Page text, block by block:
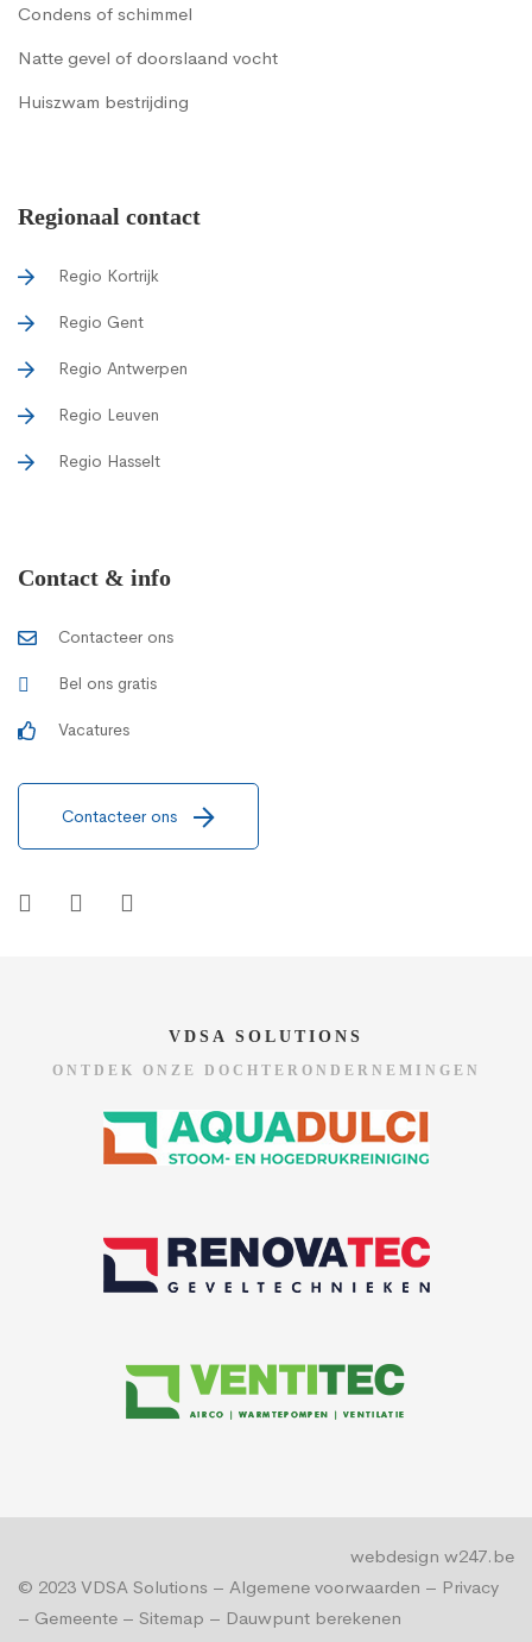
Condens of schimmel
Natte gevel of doorslaand vocht
Huiszwam bestrijding
Regionaal contact
Regio Kortrijk
Regio Gent
Regio Antwerpen
Regio Leuven
Regio Hasselt
Contact & info
Contacteer ons
Bel ons gratis
Vacatures
Contacteer ons
VDSA SOLUTIONS
ONTDEK ONZE DOCHTERONDERNEMINGEN
© 2023 VDSA Solutions – Algemene voorwaarden – Privacy
– Gemeente – Sitemap – Dauwpunt berekenen
webdesign w247.be